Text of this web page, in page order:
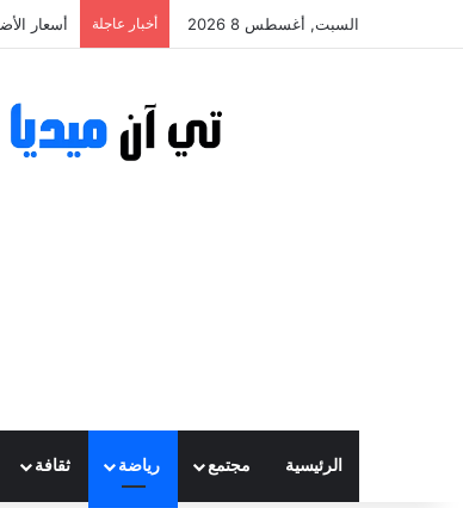
السبت, أغسطس 8 2026 أخبار عاجلة أسعار الأضاحي
الرئيسية مجتمع رياضة ثقافة